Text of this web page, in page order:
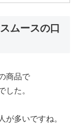
ムースの口
商品で
した。
が多いですね。